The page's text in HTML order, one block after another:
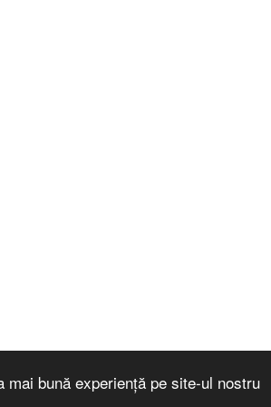
bună experiență pe site-ul nostru